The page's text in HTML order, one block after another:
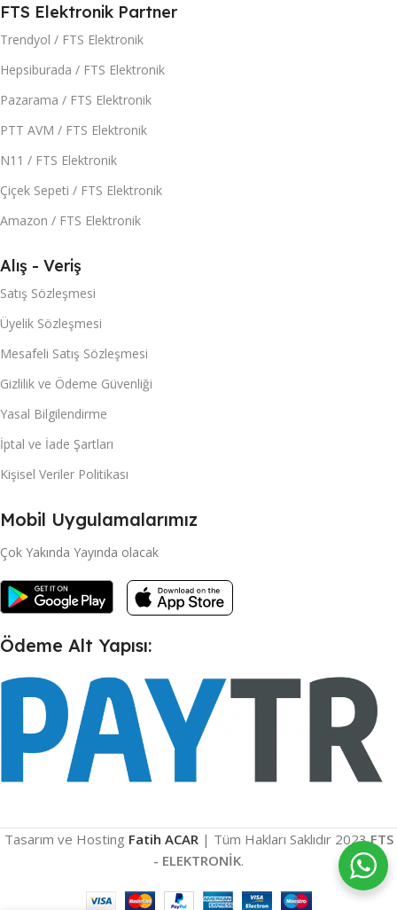
FTS Elektronik Partner
Trendyol / FTS Elektronik
Hepsiburada / FTS Elektronik
Pazarama / FTS Elektronik
PTT AVM / FTS Elektronik
N11 / FTS Elektronik
Çiçek Sepeti / FTS Elektronik
Amazon / FTS Elektronik
Alış - Veriş
Satış Sözleşmesi
Üyelik Sözleşmesi
Mesafeli Satış Sözleşmesi
Gizlilik ve Ödeme Güvenliği
Yasal Bilgilendirme
İptal ve İade Şartları
Kişisel Veriler Politikası
Mobil Uygulamalarımız
Çok Yakında Yayında olacak
Ödeme Alt Yapısı:
Tasarım ve Hosting Fatih ACAR | Tüm Hakları Saklıdır2023FTS
- ELEKTRONİK.